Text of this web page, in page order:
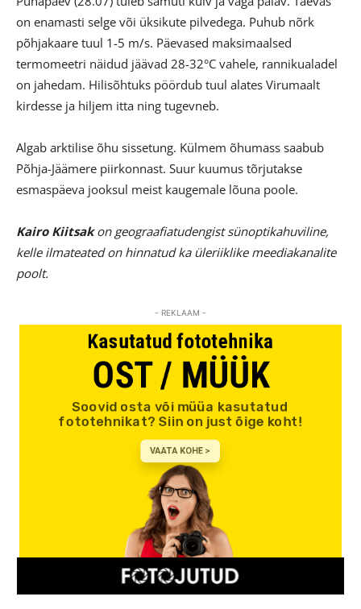
on enamasti selge või üksikute pilvedega. Puhub nõrk
põhjakaare tuul 1-5 m/s. Päevased maksimaalsed
termomeetri näidud jäävad 28-32°C vahele, rannikualadel
on jahedam. Hilisõhtuks pöördub tuul alates Virumaalt
kirdesse ja hiljem itta ning tugevneb.
Algab arktilise õhu sissetung. Külmem õhumass saabub
Põhja-Jäämere piirkonnast. Suur kuumus tõrjutakse
esmaspäeva jooksul meist kaugemale lõuna poole.
Kairo Kiitsakon geograafiatudengist sünoptikahuviline,
kelle ilmateated on hinnatud ka üleriiklike meediakanalite
poolt.
- REKLAAM -